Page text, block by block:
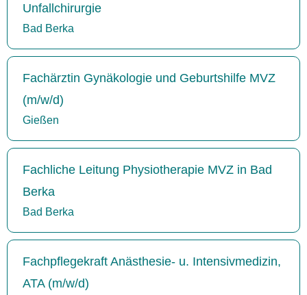
Unfallchirurgie
Bad Berka
Fachärztin Gynäkologie und Geburtshilfe MVZ
(m/w/d)
Gießen
Fachliche Leitung Physiotherapie MVZ in Bad
Berka
Bad Berka
Fachpflegekraft Anästhesie- u. Intensivmedizin,
ATA (m/w/d)